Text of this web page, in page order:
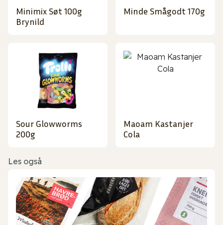
Minimix Søt 100g
Brynild
Minde Smågodt 170g
Sour Glowworms
200g
Maoam Kastanjer
Cola
Les også